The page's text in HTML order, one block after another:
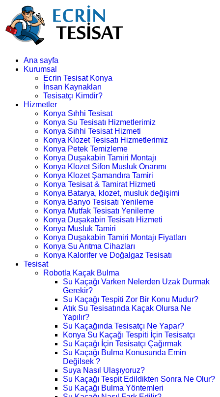
Ana sayfa
Kurumsal
Ecrin Tesisat Konya
İnsan Kaynakları
Tesisatçı Kimdir?
Hizmetler
Konya Sıhhi Tesisat
Konya Su Tesisatı Hizmetlerimiz
Konya Sıhhi Tesisat Hizmeti
Konya Klozet Tesisatı Hizmetlerimiz
Konya Petek Temizleme
Konya Duşakabin Tamiri Montajı
Konya Klozet Sifon Musluk Onarımı
Konya Klozet Şamandıra Tamiri
Konya Tesisat & Tamirat Hizmeti
Konya Batarya, klozet, musluk değişimi
Konya Banyo Tesisatı Yenileme
Konya Mutfak Tesisatı Yenileme
Konya Duşakabin Tesisatı Hizmeti
Konya Musluk Tamiri
Konya Duşakabin Tamiri Montajı Fiyatları
Konya Su Arıtma Cihazları
Konya Kalorifer ve Doğalgaz Tesisatı
Tesisat
Robotla Kaçak Bulma
Su Kaçağı Varken Nelerden Uzak Durmak
Gerekir?
Su Kaçağı Tespiti Zor Bir Konu Mudur?
Atık Su Tesisatında Kaçak Olursa Ne
Yapılır?
Su Kaçağında Tesisatçı Ne Yapar?
Konya Su Kaçağı Tespiti İçin Tesisatçı
Su Kaçağı İçin Tesisatçı Çağırmak
Su Kaçağı Bulma Konusunda Emin
Değilsek ?
Suya Nasıl Ulaşıyoruz?
Su Kaçağı Tespit Edildikten Sonra Ne Olur?
Su Kaçağı Bulma Yöntemleri